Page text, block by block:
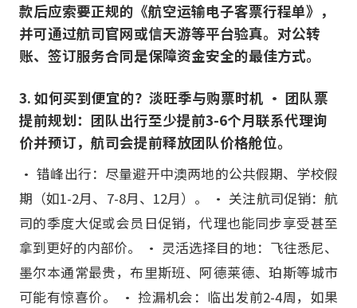
款后应索要正规的《航空运输电子客票行程单》，
并可通过航司官网或信天游等平台验真。对公转
账、签订服务合同是保障资金安全的最佳方式。
3. 如何买到便宜的？淡旺季与购票时机 • 团队票
提前规划：团队出行至少提前3-6个月联系代理询
价并预订，航司会提前释放团队价格舱位。
• 错峰出行：尽量避开中澳两地的公共假期、学校假
期（如1-2月、7-8月、12月）。 • 关注航司促销：航
司的季度大促或会员日促销，代理也能同步享受甚至
拿到更好的内部价。 • 灵活选择目的地：飞往悉尼、
墨尔本通常最贵，布里斯班、阿德莱德、珀斯等城市
可能有惊喜价。 • 捡漏机会：临出发前2-4周，如果